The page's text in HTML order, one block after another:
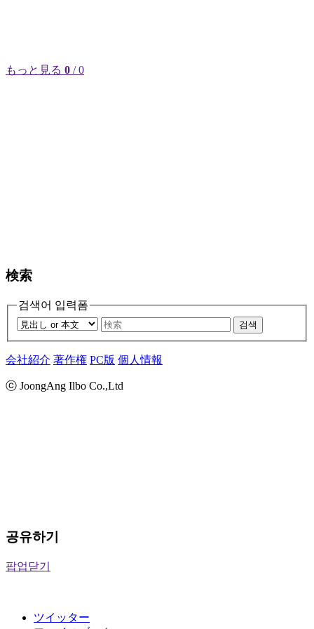
もっと見る 0 / 0
検索
검색어 입력폼
검색
会社紹介 著作権 PC版 個人情報
ⓒ JoongAng Ilbo Co.,Ltd
공유하기
팝업닫기
ツイッター